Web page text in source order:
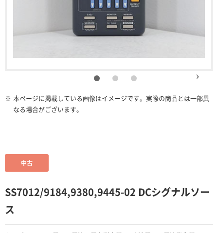
※ 本ページに掲載している画像はイメージです。実際の商品とは一部異
なる場合がございます。
SS7012/9184,9380,9445-02 DCシグナルソー
ス